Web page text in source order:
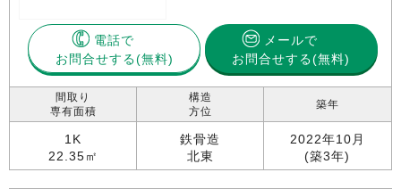
電話で
お問合せする
メールで
お問合せする(無料)
間取り
専有面積
1K
22.35㎡
構造
方位
鉄骨造
北東
築年
2022年10月
(築3年)